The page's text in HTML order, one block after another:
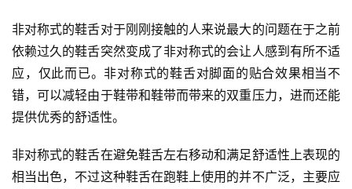
非对称式的鞋舌对于刚刚接触的人来说最大的问题在于之前
依赖过久的鞋舌突然变成了非对称式的会让人感到有所不适
应，仅此而已。非对称式的鞋舌对脚面的贴合效果相当不
错，可以减轻由于鞋带和鞋带而带来的双重压力，进而还能
提供优秀的舒适性。
非对称式的鞋舌在避免鞋舌左右移动和满足舒适性上表现的
相当出色，不过这种鞋舌在跑鞋上使用的并不广泛，主要应